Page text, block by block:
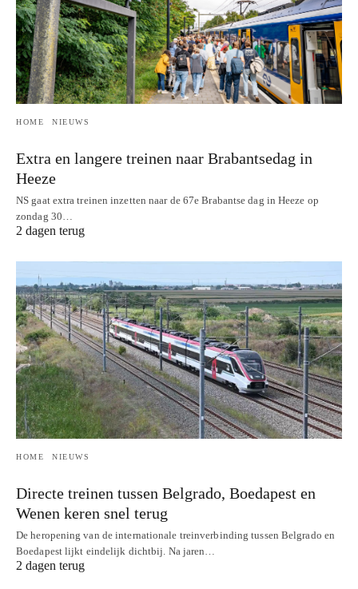
HOME NIEUWS
Extra en langere treinen naar Brabantsedag in
Heeze
NS gaat extra treinen inzetten naar de 67e Brabantse dag in Heeze op
zondag 30…
2 dagen terug
HOME NIEUWS
Directe treinen tussen Belgrado, Boedapest en
Wenen keren snel terug
De heropening van de internationale treinverbinding tussen Belgrado en
Boedapest lijkt eindelijk dichtbij. Na jaren…
2 dagen terug